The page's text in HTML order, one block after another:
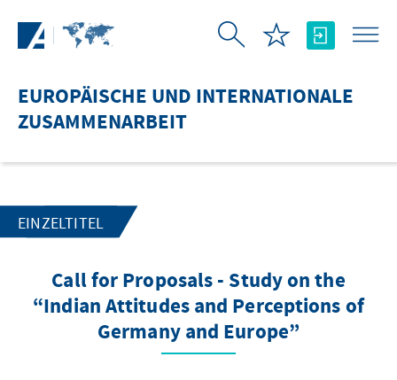
EUROPÄISCHE UND INTERNATIONALE
ZUSAMMENARBEIT
EINZELTITEL
Call for Proposals - Study on the
“Indian Attitudes and Perceptions of
Germany and Europe”